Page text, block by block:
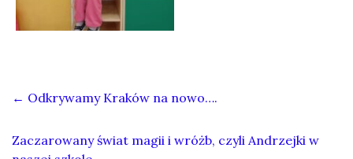
← Odkrywamy Kraków na nowo….
Zaczarowany świat magii i wróżb, czyli Andrzejki w